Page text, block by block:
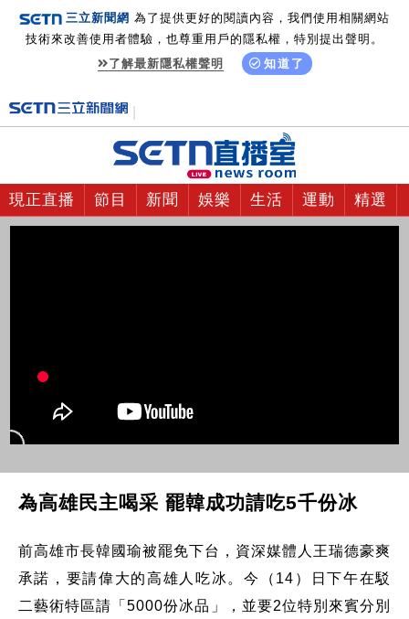
三立新聞網 為了提供更好的閱讀內容，我們使用相關網站
技術來改善使用者體驗，也尊重用戶的隱私權，特別提出聲明。
了解最新隱私權聲明
知道了
現正直播 節目 新聞 娛樂 生活 運動 精選
為高雄民主喝采 罷韓成功請吃5千份冰
前高雄市長韓國瑜被罷免下台，資深媒體人王瑞德豪爽
承諾，要請偉大的高雄人吃冰。今（14）日下午在駁
二藝術特區請「5000份冰品」，並要2位特別來賓分別